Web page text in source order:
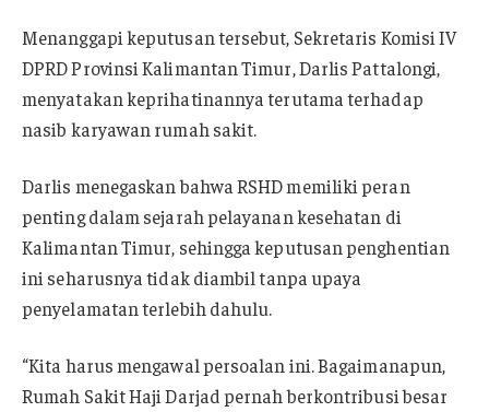
Menanggapi keputusan tersebut, Sekretaris Komisi IV
DPRD Provinsi Kalimantan Timur, Darlis Pattalongi,
menyatakan keprihatinannya terutama terhadap
nasib karyawan rumah sakit.
Darlis menegaskan bahwa RSHD memiliki peran
penting dalam sejarah pelayanan kesehatan di
Kalimantan Timur, sehingga keputusan penghentian
ini seharusnya tidak diambil tanpa upaya
penyelamatan terlebih dahulu.
“Kita harus mengawal persoalan ini. Bagaimanapun,
Rumah Sakit Haji Darjad pernah berkontribusi besar